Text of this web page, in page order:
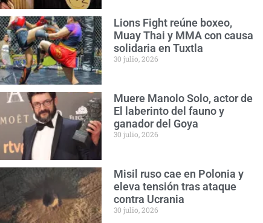
Lions Fight reúne boxeo,
Muay Thai y MMA con causa
solidaria en Tuxtla
30 julio, 2026
Muere Manolo Solo, actor de
El laberinto del fauno y
ganador del Goya
30 julio, 2026
Misil ruso cae en Polonia y
eleva tensión tras ataque
contra Ucrania
30 julio, 2026